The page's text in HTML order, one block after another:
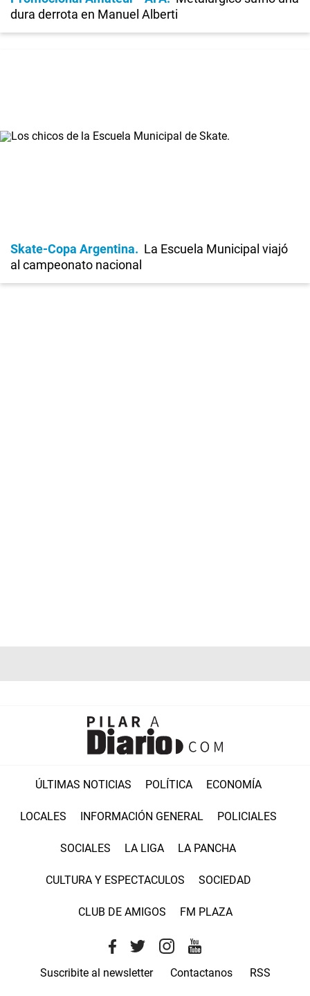
dura derrota en Manuel Alberti
Skate-Copa Argentina
La Escuela Municipal viajó
al campeonato nacional
ÚLTIMAS NOTICIAS POLÍTICA ECONOMÍA
LOCALES INFORMACIÓN GENERAL POLICIALES
SOCIALES LA LIGA LA PANCHA
CULTURA Y ESPECTACULOS SOCIEDAD
CLUB DE AMIGOS FM PLAZA
Suscribite al newsletter Contactanos RSS